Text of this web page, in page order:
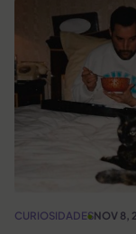
CURIOSIDADESNOV 8,